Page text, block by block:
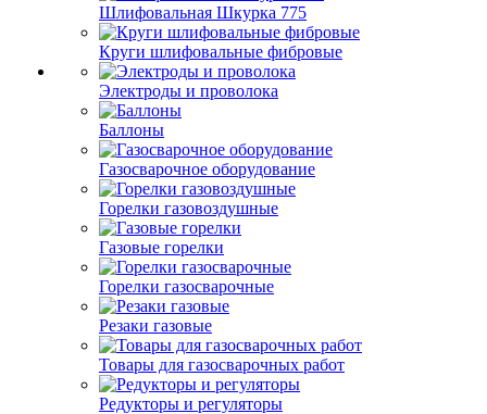
Шлифовальная Шкурка 775
Круги шлифовальные фибровые
Электроды и проволока
Баллоны
Газосварочное оборудование
Горелки газовоздушные
Газовые горелки
Горелки газосварочные
Резаки газовые
Товары для газосварочных работ
Редукторы и регуляторы